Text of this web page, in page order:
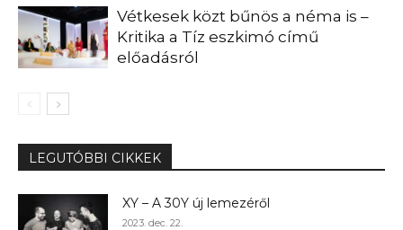
Vétkesek közt bűnös a néma is –
Kritika a Tíz eszkimó című
előadásról
LEGUTÓBBI CIKKEK
XY – A 30Y új lemezéről
2023. dec. 22.